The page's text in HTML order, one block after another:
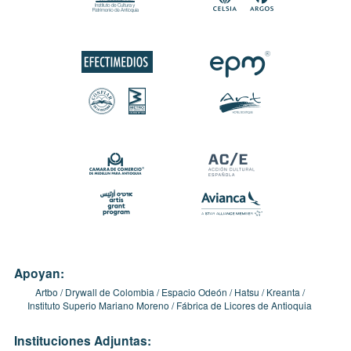
Apoyan:
Artbo Drywall de Colombia Espacio Odeón Hatsu
Kreanta
Instituto Superio Mariano Moreno
Fábrica de Licores de Antioquia
Instituciones Adjuntas: